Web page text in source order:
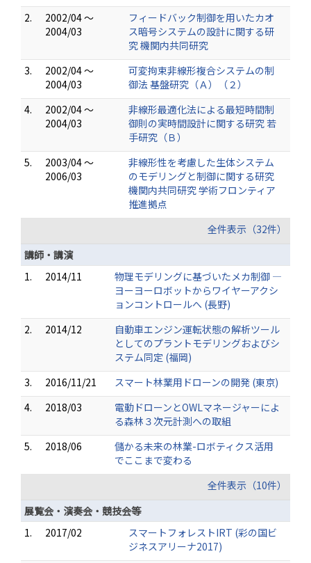
2.
2002/04 ～
2004/03
フィードバック制御を用いたカオ
ス暗号システムの設計に関する研
究 機関内共同研究
3.
2002/04 ～
2004/03
可変拘束非線形複合システムの制
御法 基盤研究（Ａ）（２）
4.
2002/04 ～
2004/03
非線形最適化法による最短時間制
御則の実時間設計に関する研究 若
手研究（Ｂ）
5.
2003/04 ～
2006/03
非線形性を考慮した生体システム
のモデリングと制御に関する研究
機関内共同研究 学術フロンティア
推進拠点
全件表示（32件）
講師・講演
1.
2014/11
物理モデリングに基づいたメカ制御 ―
ヨーヨーロボットからワイヤーアクシ
ョンコントロールへ (長野)
2.
2014/12
自動車エンジン運転状態の解析ツール
としてのプラントモデリングおよびシ
ステム同定 (福岡)
3.
2016/11/21
スマート林業用ドローンの開発 (東京)
4.
2018/03
電動ドローンとOWLマネージャーによ
る森林３次元計測への取組
5.
2018/06
儲かる未来の林業-ロボティクス活用
でここまで変わる
全件表示（10件）
展覧会・演奏会・競技会等
1.
2017/02
スマートフォレストIRT (彩の国ビ
ジネスアリーナ2017)